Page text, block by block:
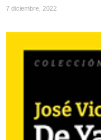
7 diciembre, 2022